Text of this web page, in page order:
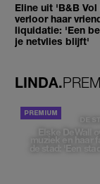
Eline uit 'B&B
verloor haar
liquidatie: 'Een
je netvlies blijft'
LINDA.
DE
Elske DeWall
muziek en haar
de stad: 'Een